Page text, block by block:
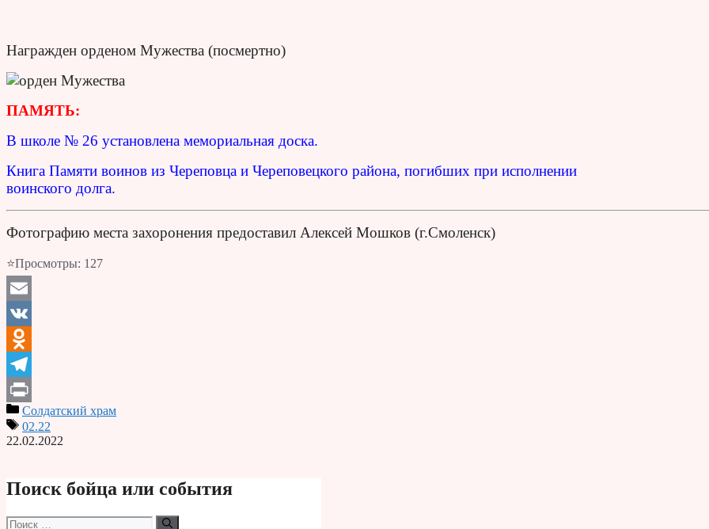
Награжден орденом Мужества (посмертно)
ПАМЯТЬ:
В школе № 26 установлена мемориальная доска.
Книга Памяти воинов из Череповца и Череповецкого района, погибших при исполнении
воинского долга.
Фотографию места захоронения предоставил Алексей Мошков (г.Смоленск)
⭐Просмотры: 127
Email
VK
Odnoklassniki
Telegram
PrintСолдатский храм
02.22
22.02.2022
Поиск бойца или события
Поиск: